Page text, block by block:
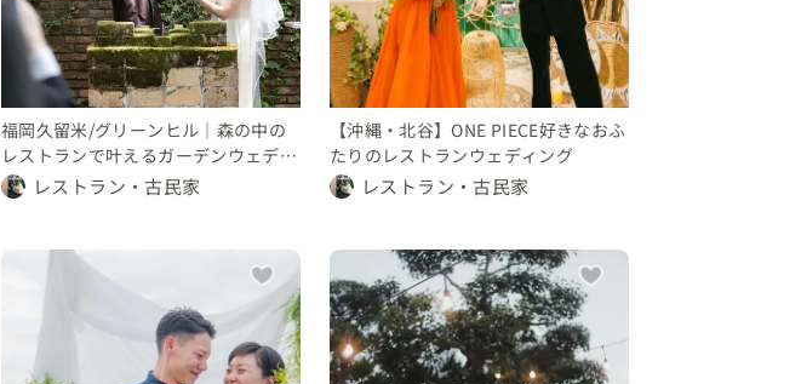
100 〜 150 万円
100 〜 150 万円
450 〜 500 万円
450 〜 500 万円
300 〜 350 万円
300 〜 350 万円
福岡久留米/グリーンヒル｜森の中の
レストランで叶えるガーデンウェディ
ング レストラン・古民家
100 〜 150 万円
100 〜 150 万円
【沖縄・北谷】ONE PIECE好きなおふ
たりのレストランウェディング
レストラン・古民家